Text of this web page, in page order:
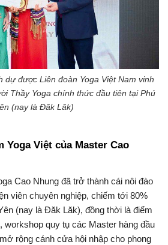
dự được Liên đoàn Yoga Việt Nam vinh
Thầy Yoga chính thức đầu tiên tại Phú
(nay là Đăk Lăk)
Yoga Việt của Master Cao
Cao Nhung đã trở thành cái nôi đào
viên chuyên nghiệp, chiếm tới 80%
(nay là Đăk Lăk), đồng thời là điểm
workshop quy tụ các Master hàng đầu
rộng cánh cửa hội nhập cho phong